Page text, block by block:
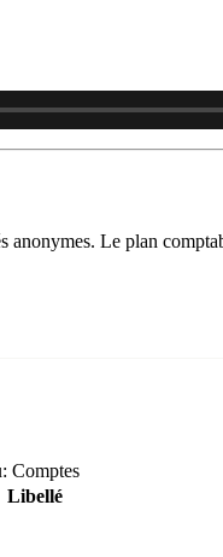
Le plan
Comptes
Libellé